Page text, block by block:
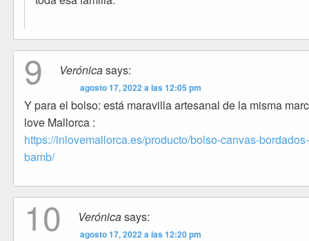
9 Verónicasays:
agosto 17, 2022 a las 12:05 pm
Y para el bolso: está maravilla artesanal de la misma
love Mallorca :
https://inlovemallorca.es/producto/bolso-canvas-
bamb/
10 Verónicasays:
agosto 17, 2022 a las 12:20 pm